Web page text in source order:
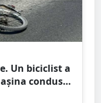
Un biciclist a
condusă